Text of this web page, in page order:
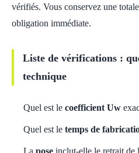
vérifiés. Vous conservez une
obligation immédiate.
Liste de vérifications :
technique
Quel est le coefficient Uw
Quel est le temps de
La pose inclut-elle le retrait de